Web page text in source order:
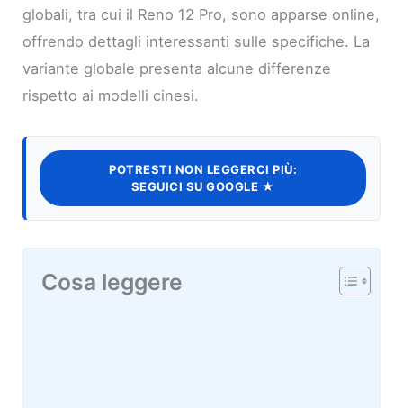
globali, tra cui il Reno 12 Pro, sono apparse online,
offrendo dettagli interessanti sulle specifiche. La
variante globale presenta alcune differenze
rispetto ai modelli cinesi.
POTRESTI NON LEGGERCI PIÙ:
SEGUICI SU GOOGLE ★
Cosa leggere